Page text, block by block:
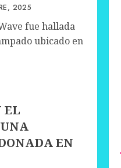
2025
fue hallada
ubicado en
EL
EN